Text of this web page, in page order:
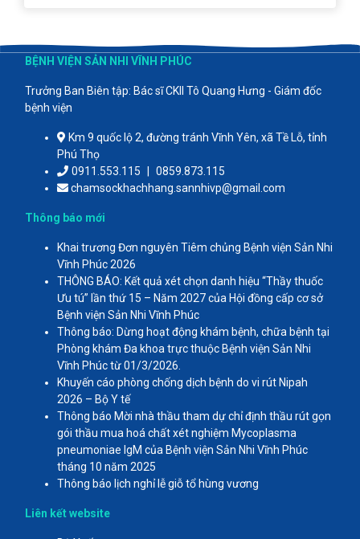
BỆNH VIỆN SẢN NHI VĨNH PHÚC
Trưởng Ban Biên tập: Bác sĩ CKII Tô Quang Hưng - Giám đốc
bệnh viện
Km 9 quốc lộ 2, đường tránh Vĩnh Yên, xã Tề Lỗ, tỉnh
Phú Thọ
0911.553.115
0859.873.115
chamsockhachhang.sannhivp@gmail.com
Thông báo mới
Khai trương Đơn nguyên Tiêm chủng Bệnh viện Sản Nhi
Vĩnh Phúc 2026
THÔNG BÁO: Kết quả xét chọn danh hiệu “Thầy thuốc
Ưu tú” lần thứ 15 – Năm 2027 của Hội đồng cấp cơ sở
Bệnh viện Sản Nhi Vĩnh Phúc
Thông báo: Dừng hoạt động khám bệnh, chữa bệnh tại
Phòng khám Đa khoa trực thuộc Bệnh viện Sản Nhi
Vĩnh Phúc từ 01/3/2026.
Khuyến cáo phòng chống dịch bệnh do vi rút Nipah
2026 – Bộ Y tế
Thông báo Mời nhà thầu tham dự chỉ định thầu rút gọn
gói thầu mua hoá chất xét nghiệm Mycoplasma
pneumoniae IgM của Bệnh viện Sản Nhi Vĩnh Phúc
tháng 10 năm 2025
Thông báo lịch nghỉ lễ giỗ tổ hùng vương
Liên kết website